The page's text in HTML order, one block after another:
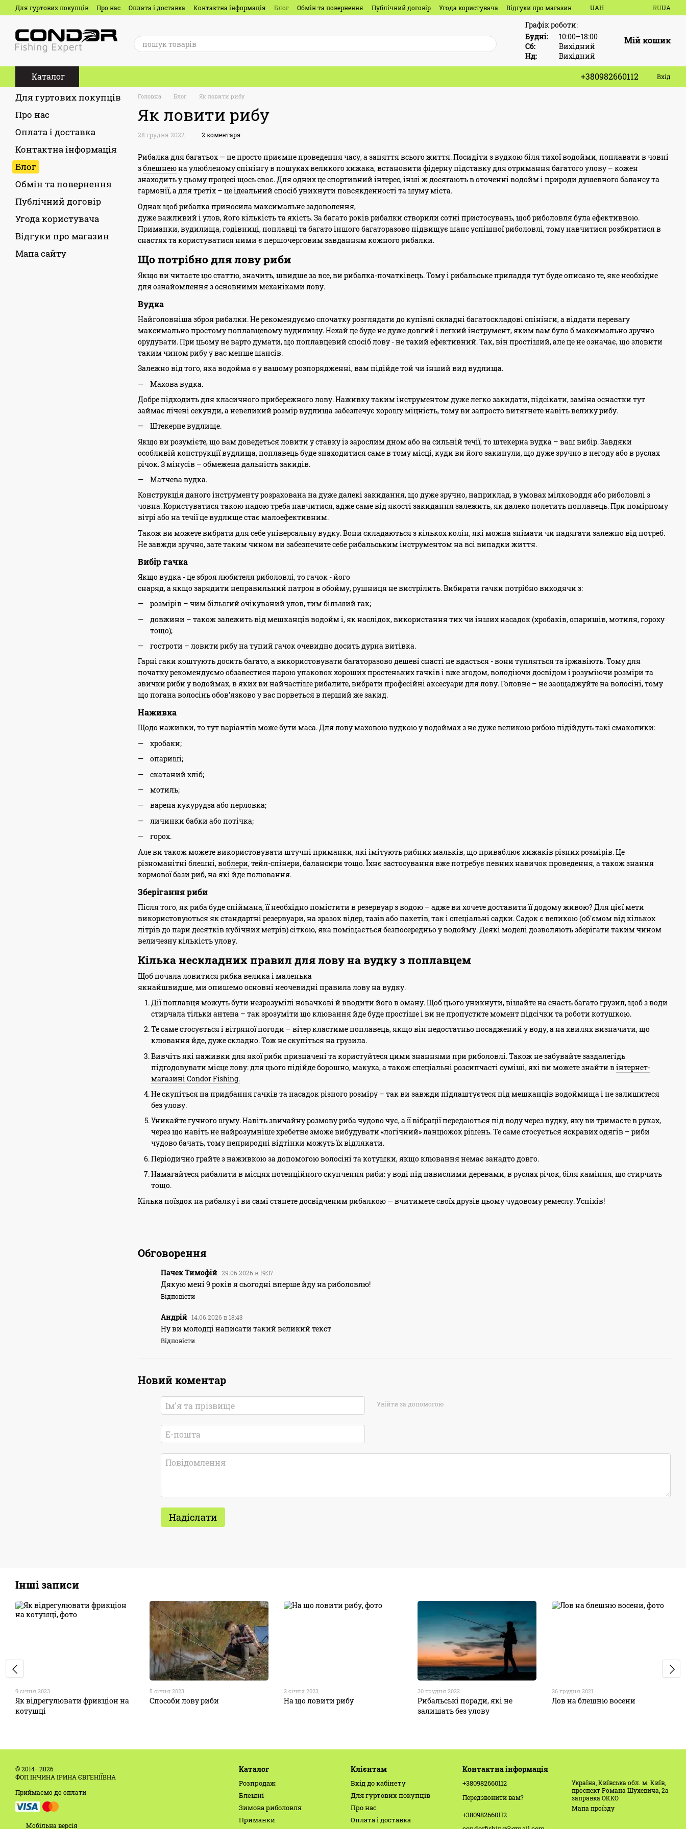
Перейти до основного контенту
Для гуртових покупців Про нас Оплата і доставка Контактна інформація Блог Обмін та повернення Публічний договір Угода користувача Відгуки про магазин UAH RUUA
Графік роботи:
Будні:
10:00–18:00
Сб:
Вихідний
Нд:
Вихідний
Мій кошик
Каталог +380982660112 Вхід
Головна Блог Як ловити рибу
Як ловити рибу
28 грудня 2022 2 коментаря
Рибалка для багатьох — не просто приємне проведення часу, а заняття всього життя. Посидіти з вудкою біля тихої водойми, поплавати в човні
зблешнеюна улюбленому спінінгу в пошуках великого хижака, встановити фідерну підставку для отримання багатого улову – кожен
знаходить у цьому процесі щось своє. Для одних це спортивний інтерес, інші ж досягають в оточенні водойм і природи душевного балансу та
гармонії, а для третіх – це ідеальний спосіб уникнути повсякденності та шуму міста.
Однак щоб рибалка приносила максимальне задоволення,
дуже важливий і улов, його кількість та якість. За багато років рибалки створили сотні пристосувань, щоб риболовля була ефективною.
Приманки,вудилища, годівниці, поплавці та багато іншого багаторазово підвищує шанс успішної риболовлі, тому навчитися розбиратися в
снастях та користуватися ними є першочерговим завданням кожного рибалки.
Що потрібно для лову риби
Якщо ви читаєте цю статтю, значить, швидше за все, ви рибалка-початківець. Тому і рибальське приладдя тут буде описано те, яке необхідне
для ознайомлення з основними механіками лову.
Вудка
Найголовніша зброя рибалки. Не рекомендуємо спочатку розглядати до купівлі складні багатоскладові спінінги, а віддати перевагу
максимально простому поплавцевому вудилищу. Нехай це буде не дуже довгий і легкий інструмент, яким вам було б максимально зручно
орудувати. При цьому не варто думати, що поплавцевий спосіб лову - не такий ефективний. Так, він простіший, але це не означає, що зловити
таким чином рибу у вас менше шансів.
Залежно від того, яка водойма є у вашому розпорядженні, вам підійде той чи інший вид вудлища.
Махова вудка.
Добре підходить для класичного прибережного лову. Наживку таким інструментом дуже легко закидати, підсікати, заміна оснастки тут
займає лічені секунди, а невеликий розмір вудлища забезпечує хорошу міцність, тому ви запросто витягнете навіть велику рибу.
Штекерне вудлище.
Якщо ви розумієте, що вам доведеться ловити у ставку із зарослим дном або на сильній течії, то штекерна вудка – ваш вибір. Завдяки
особливій конструкції вудлища, поплавець буде знаходитися саме в тому місці, куди ви його закинули, що дуже зручно в негоду або в руслах
річок. З мінусів – обмежена дальність закидів.
Матчева вудка.
Конструкція даного інструменту розрахована на дуже далекі закидання, що дуже зручно, наприклад, в умовах мілководдя або риболовлі з
човна. Користуватися такою надою треба навчитися, адже саме від якості закидання залежить, як далеко полетить поплавець. При помірному
вітрі або на течії це вудлище стає малоефективним.
Також ви можете вибрати для себе універсальну вудку. Вони складаються з кількох колін, які можна знімати чи надягати залежно від потреб.
Не завжди зручно, зате таким чином ви забезпечите себе рибальським інструментом на всі випадки життя.
Вибір гачка
Якщо вудка - це зброя любителя риболовлі, то гачок - його
снаряд, а якщо зарядити неправильний патрон в обойму, рушниця не вистрілить. Вибирати гачки потрібно виходячи з:
розмірів – чим більший очікуваний улов, тим більший гак;
довжини – також залежить від мешканців водойм і, як наслідок, використання тих чи інших насадок (хробаків, опаришів, мотиля, гороху
тощо);
гостроти – ловити рибу на тупий гачок очевидно досить дурна витівка.
Гарні гаки коштують досить багато, а використовувати багаторазово дешеві снасті не вдасться - вони тупляться та іржавіють. Тому для
початку рекомендуємо обзавестися парою упаковок хороших простеньких гачків і вже згодом, володіючи досвідом і розуміючи розміри та
звички риби у водоймах, в яких ви найчастіше рибалите, вибрати професійні аксесуари для лову. Головне – не заощаджуйте на волосіні, тому
що погана волосінь обов'язково у вас порветься в перший же закид.
Наживка
Щодо наживки, то тут варіантів може бути маса. Для лову маховою вудкою у водоймах з не дуже великою рибою підійдуть такі смаколики:
хробаки;
опариші;
скатаний хліб;
мотиль;
варена кукурудза або перловка;
личинки бабки або потічка;
горох.
Але ви також можете використовувати штучні приманки, які імітують рибних мальків, що приваблює хижаків різних розмірів. Це
різноманітні блешні,воблери, тейл-спінери, балансири тощо. Їхнє застосування вже потребує певних навичок проведення, а також знання
кормової бази риб, на які йде полювання.
Зберігання риби
Після того, як риба буде спіймана, її необхідно помістити в резервуар з водою – адже ви хочете доставити її додому живою? Для цієї мети
використовуються як стандартні резервуари, на зразок відер, тазів або пакетів, так і спеціальні садки. Садок є великою (об'ємом від кількох
літрів до пари десятків кубічних метрів) сіткою, яка поміщається безпосередньо у водойму. Деякі моделі дозволяють зберігати таким чином
величезну кількість улову.
Кілька нескладних правил для лову на вудку з поплавцем
Щоб почала ловитися рибка велика і маленька
якнайшвидше, ми опишемо основні неочевидні правила лову на вудку.
Дії поплавця можуть бути незрозумілі новачкові й вводити його в оману. Щоб цього уникнути, вішайте на снасть багато грузил, щоб з води
стирчала тільки антена – так зрозуміти що клювання йде буде простіше і ви не пропустите момент підсічки та роботи котушкою.
Те саме стосується і вітряної погоди – вітер кластиме поплавець, якщо він недостатньо посаджений у воду, а на хвилях визначити, що
клювання йде, дуже складно. Тож не скупіться на грузила.
Вивчіть які наживки для якої риби призначені та користуйтеся цими знаннями при риболовлі. Також не забувайте заздалегідь
підгодовувати місце лову: для цього підійде борошно, макуха, а також спеціальні розсипчасті суміші, які ви можете знайти в інтернет-
магазині Condor Fishing.
Не скупіться на придбання гачків та насадок різного розміру – так ви завжди підлаштуєтеся під мешканців водоймища і не залишитеся
без улову.
Уникайте гучного шуму. Навіть звичайну розмову риба чудово чує, а її вібрації передаються під воду через вудку, яку ви тримаєте в руках,
через що навіть не найрозумніше хребетне зможе вибудувати «логічний» ланцюжок рішень. Те саме стосується яскравих одягів – риби
чудово бачать, тому неприродні відтінки можуть їх відлякати.
Періодично грайте з наживкою за допомогою волосіні та котушки, якщо клювання немає занадто довго.
Намагайтеся рибалити в місцях потенційного скупчення риби: у воді під навислими деревами, в руслах річок, біля каміння, що стирчить
тощо.
Кілька поїздок на рибалку і ви самі станете досвідченим рибалкою — вчитимете своїх друзів цьому чудовому ремеслу. Успіхів!
Обговорення
Пачек Тимофій 29.06.2026 в 19:37
Дякую мені 9 років я сьогодні вперше йду на риболовлю!
Відповісти
Андрій 14.06.2026 в 18:43
Ну ви молодці написати такий великий текст
Відповісти
Новий коментар
Увійти за допомогою
Надіслати
Для гуртових покупців
Про нас
Оплата і доставка
Контактна інформація
Блог
Обмін та повернення
Публічний договір
Угода користувача
Відгуки про магазин
Мапа сайту
Інші записи
9 січня 2023
Як відрегулювати фрикціон на
котушці
5 січня 2023
Способи лову риби
2 січня 2023
На що ловити рибу
30 грудня 2022
Рибальські поради, які не
залишать без улову
26 грудня 2021
Лов на блешню восени
© 2014—2026
ФОП ІНЧИНА ІРИНА ЄВГЕНІЇВНА
Приймаємо до оплати
Мобільна версія
Каталог
Розпродаж
Блешні
Зимова риболовля
Приманки
Клієнтам
Вхід до кабінету
Для гуртових покупців
Про нас
Оплата і доставка
Контактна інформація
+380982660112
Передзвонити вам?
+380982660112
Україна, Київська обл. м. Київ,
проспект Романа Шухевича, 2а
заправка ОККО
Мапа проїзду